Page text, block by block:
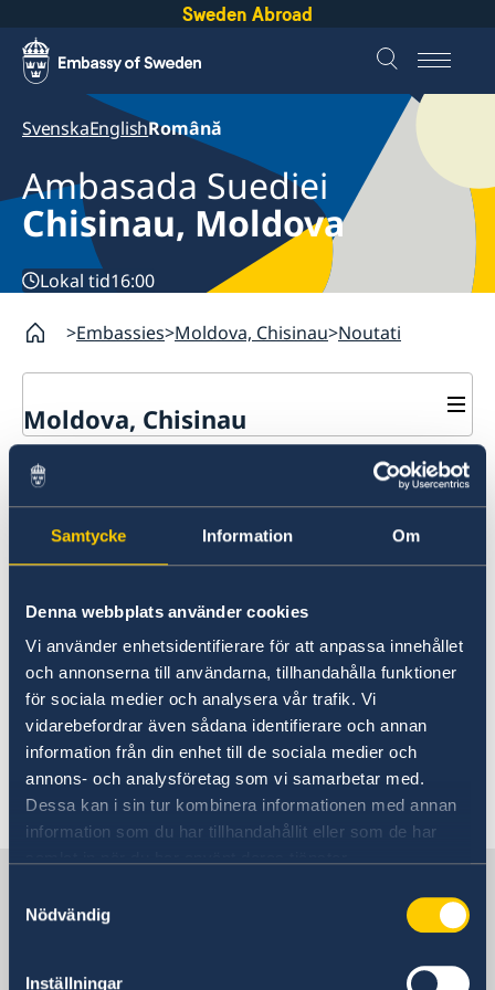
Samtycke Information Om
Denna webbplats använder cookies
Vi använder enhetsidentifierare för att anpassa innehållet
och annonserna till användarna, tillhandahålla funktioner
för sociala medier och analysera vår trafik. Vi
vidarebefordrar även sådana identifierare och annan
information från din enhet till de sociala medier och
annons- och analysföretag som vi samarbetar med.
Dessa kan i sin tur kombinera informationen med annan
information som du har tillhandahållit eller som de har
Nödvändig
Inställningar
Sweden Abroad
SvenskaEnglishRomână
Ambasada Suediei
Chisinau, Moldova
Lokal tid16:00
Embassies Moldova, Chisinau Noutati
Moldova, Chisinau
Contact
Despre noi
GDPR Data Protection Policy
Cooperare pentru dezvoltare
Parteneriatul Estic
Noutati
Newsletter privind
proiectele de cooperare în
Moldova
Cu mare plăcere distribuim o nouă
ediție a buletinului nostru informativ.
Puteți accesa newsletterul în englezăaici